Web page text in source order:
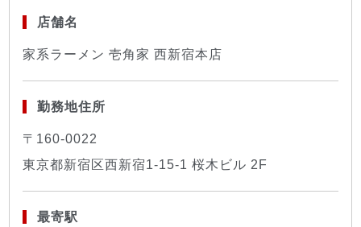
店舗名
家系ラーメン 壱角家 西新宿本店
勤務地住所
〒160-0022
東京都新宿区西新宿1-15-1 桜木ビル 2F
最寄駅